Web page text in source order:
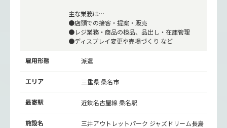
主な業務は…
●店頭での接客・提案・販売
●レジ業務・商品の検品、品出し・在庫管理
●ディスプレイ変更や売場づくり など
雇用形態 派遣
エリア 三重県 桑名市
最寄駅 近鉄名古屋線桑名駅
施設名 三井アウトレットパーク ジャズドリーム長島